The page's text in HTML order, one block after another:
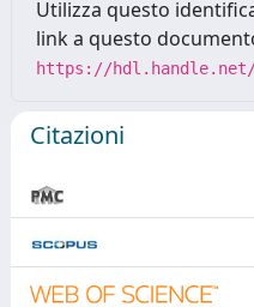
Utilizza questo
link a questo
https://hdl.handle.net/
Citazioni